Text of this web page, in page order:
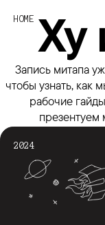
HOME Ху
Запись митапа
чтобы узнать, как
рабочие
презентуем
2024